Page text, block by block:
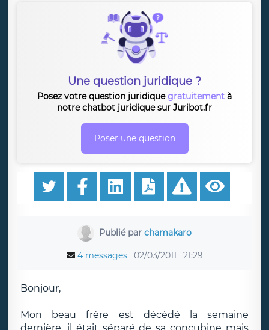
Une question juridique ?
Posez votre question juridiquegratuitement à
notre chatbot juridique sur Juribot.fr
Poser une question
Publié par chamakaro
4 messages 02/03/2011 21:29
Bonjour,
Mon beau frère est décédé la semaine